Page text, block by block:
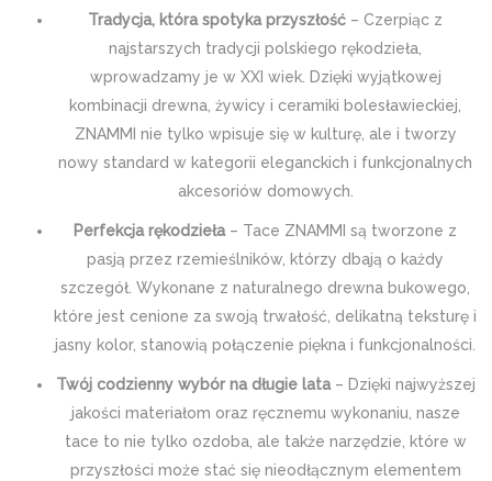
Tradycja, która spotyka przyszłość – Czerpiąc z
najstarszych tradycji polskiego rękodzieła,
wprowadzamy je w XXI wiek. Dzięki wyjątkowej
kombinacji drewna, żywicy i ceramiki bolesławieckiej,
ZNAMMI nie tylko wpisuje się w kulturę, ale i tworzy
nowy standard w kategorii eleganckich i funkcjonalnych
akcesoriów domowych.
Perfekcja rękodzieła– Tace ZNAMMI są tworzone z
pasją przez rzemieślników, którzy dbają o każdy
szczegół. Wykonane z naturalnego drewna bukowego,
które jest cenione za swoją trwałość, delikatną teksturę i
jasny kolor, stanowią połączenie piękna i funkcjonalności.
Twój codzienny wybór na długie lata– Dzięki najwyższej
jakości materiałom oraz ręcznemu wykonaniu, nasze
tace to nie tylko ozdoba, ale także narzędzie, które w
przyszłości może stać się nieodłącznym elementem